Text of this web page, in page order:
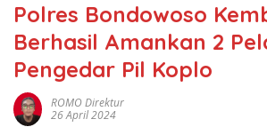
Polres Bondowoso
Berhasil Amankan 2
Pengedar Pil Koplo
ROMO Direktur
26 April 2024